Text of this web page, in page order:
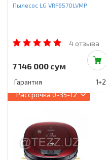
Пылесос LG VRF6570LVMP
4 отзыва
7 146 000 сум
Гарантия 1+2
Рассрочка0-35-12